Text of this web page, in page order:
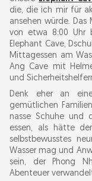
die, die ich mir für
ansehen würde.
von etwa 8:00 Uhr
Elephant Cave,
Mittagessen am
Ang Cave mit
und
Denk eher an
gemütlichen
nasse Schuhe und
essen, als hätte
selbstbewusstes
Wasser mag und
sein, der Phong
Abenteuer